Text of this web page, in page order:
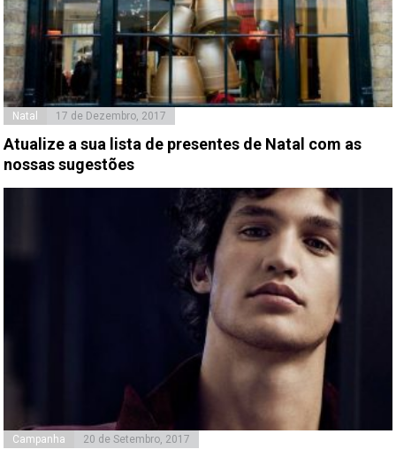
Natal 17 de Dezembro, 2017
Atualize a sua lista de presentes de Natal com as
nossas sugestões
Campanha 20 de Setembro, 2017